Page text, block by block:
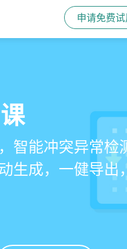
申请免费
用校盈易
教务管
管理效率45%
智能冲突异常检
生成，一健导出
扣减课时，老师
总，数据清晰可
教师、学员、家
，服务贴心铸口